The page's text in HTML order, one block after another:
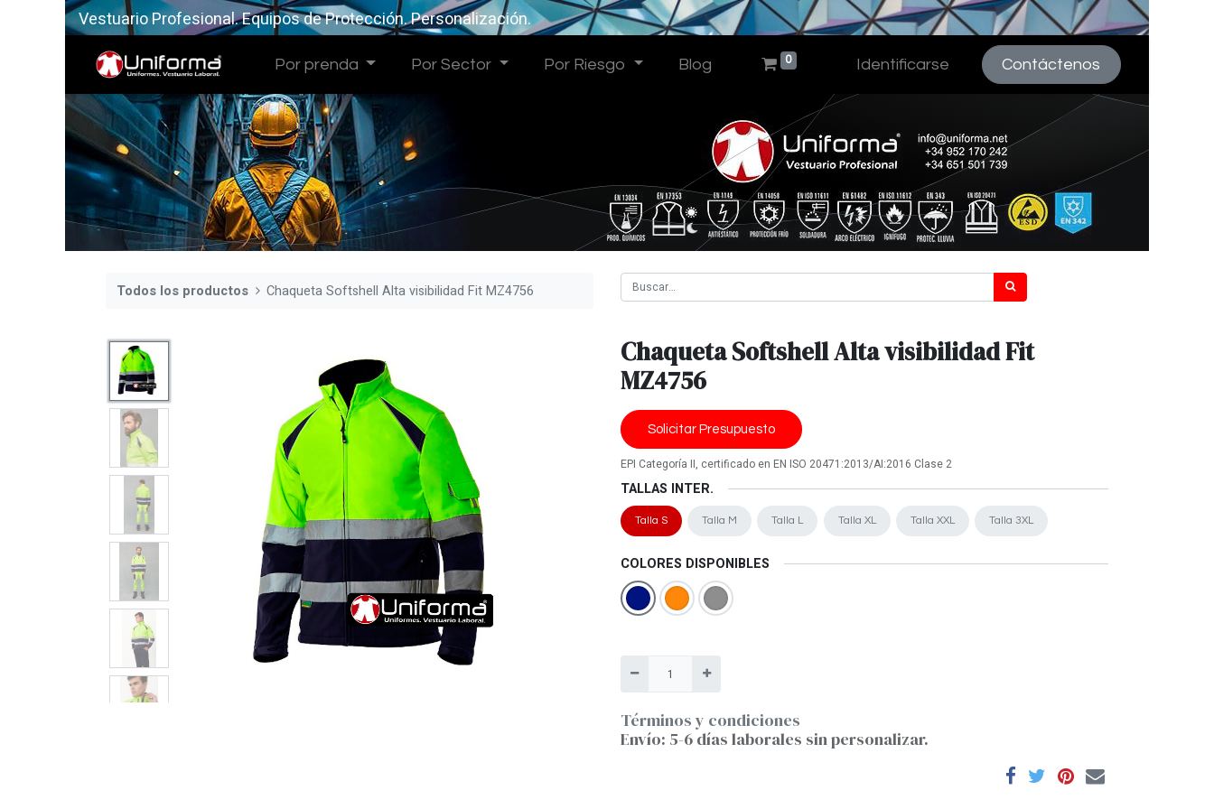
Vestuario Profesional. Equipos de Protección. Personalización.
Por prenda Por Sector Por Riesgo Blog 0 Identificarse Contáctenos
Todos los productos Chaqueta Softshell Alta visibilidad Fit MZ4756
Chaqueta Softshell Alta visibilidad Fit
MZ4756
Solicitar Presupuesto
EPI Categoría II, certificado en EN ISO 20471:2013/AI:2016 Clase 2
TALLAS INTER.
Talla S Talla M Talla L Talla XL Talla XXL Talla 3XL
COLORES DISPONIBLES
Términos y condiciones
Envío: 5-6 días laborales sin personalizar.